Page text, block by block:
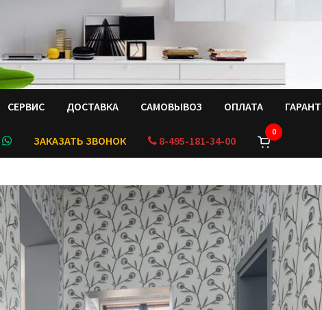
СЕРВИС ДОСТАВКА САМОВЫВОЗ ОПЛАТА
ЗАКАЗАТЬ ЗВОНОК 8-495-181-34-00
0